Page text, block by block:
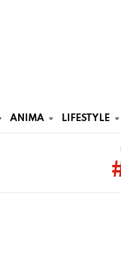
ANIMA LIFESTYLE